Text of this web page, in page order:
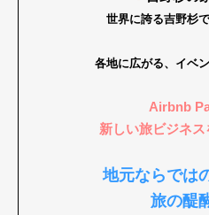
世界に誇る吉野杉
各地に広がる、イベ
Airbnb
新しい旅ビジネス
地元ならでは
旅の醍